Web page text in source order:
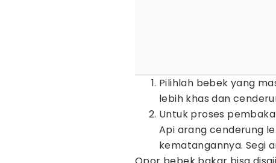
Pilihlah bebek yang
lebih khas dan
Untuk proses
Api arang cenderung
kematangannya. Segi